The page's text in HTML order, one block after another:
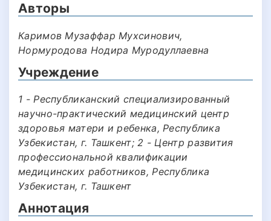
Авторы
Каримов Музаффар Мухсинович,
Нормуродова Нодира Муродуллаевна
Учреждение
1 - Республиканский специализированный
научно-практический медицинский центр
здоровья матери и ребенка, Республика
Узбекистан, г. Ташкент; 2 - Центр развития
профессиональной квалификации
медицинских работников, Республика
Узбекистан, г. Ташкент
Аннотация